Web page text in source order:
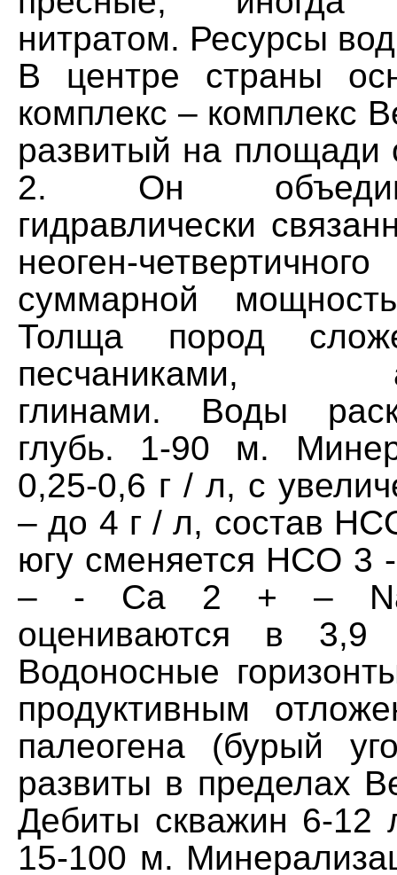
нитратом. Ресурсы
В центре страны
комплекс – комплекс
развитый на площади
2. Он
гидравлически
неоген-
суммарной
Толща пород
песчаниками,
глинами. Воды
глубь. 1-90 м.
0,25-0,6 г / л, с
– до 4 г / л, состав
югу сменяется HCO 3
– - Ca 2 + – Na
оцениваются в
Водоносные
продуктивным
палеогена (бурый
развиты в пределах
Дебиты скважин 6-12
15-100 м.